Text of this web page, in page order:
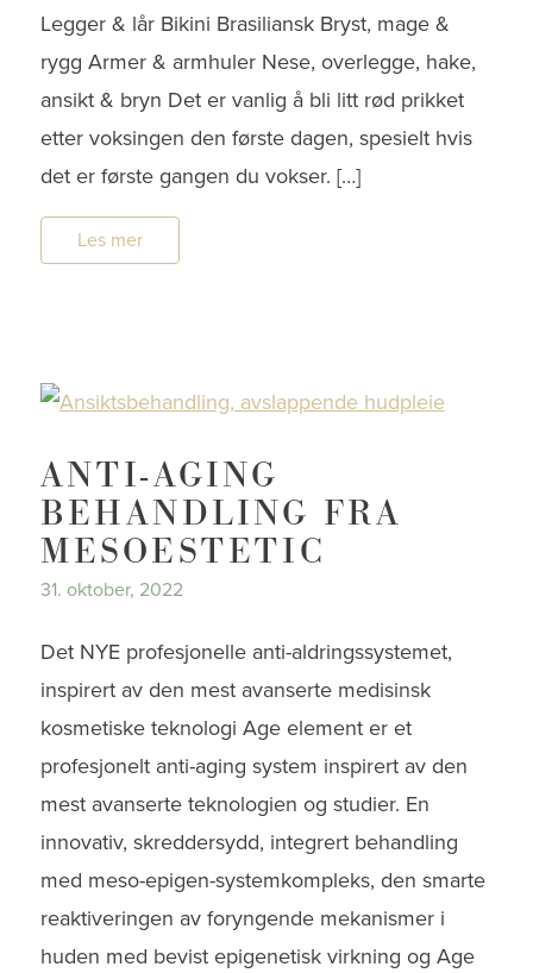
Legger & lår Bikini Brasiliansk Bryst, mage &
rygg Armer & armhuler Nese, overlegge, hake,
ansikt & bryn Det er vanlig å bli litt rød prikket
etter voksingen den første dagen, spesielt hvis
det er første gangen du vokser. […]
Les mer
ANTI-AGING
BEHANDLING FRA
MESOESTETIC
31. oktober, 2022
Det NYE profesjonelle anti-aldringssystemet,
inspirert av den mest avanserte medisinsk
kosmetiske teknologi Age element er et
profesjonelt anti-aging system inspirert av den
mest avanserte teknologien og studier. En
innovativ, skreddersydd, integrert behandling
med meso-epigen-systemkompleks, den smarte
reaktiveringen av foryngende mekanismer i
huden med bevist epigenetisk virkning og Age